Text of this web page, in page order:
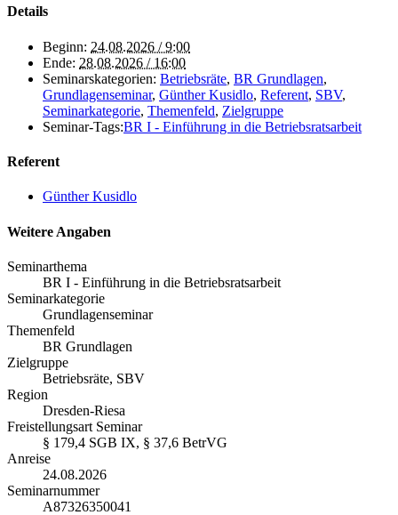
Details
Beginn: 24.08.2026 / 9:00
Ende: 28.08.2026 / 16:00
Seminarskategorien: Betriebsräte, BR Grundlagen,
Grundlagenseminar, Günther Kusidlo, Referent, SBV,
Seminarkategorie, Themenfeld, Zielgruppe
Seminar-Tags:BR I - Einführung in die Betriebsratsarbeit
Referent
Günther Kusidlo
Weitere Angaben
Seminarthema
BR I - Einführung in die Betriebsratsarbeit
Seminarkategorie
Grundlagenseminar
Themenfeld
BR Grundlagen
Zielgruppe
Betriebsräte, SBV
Region
Dresden-Riesa
Freistellungsart Seminar
§ 179,4 SGB IX, § 37,6 BetrVG
Anreise
24.08.2026
Seminarnummer
A87326350041